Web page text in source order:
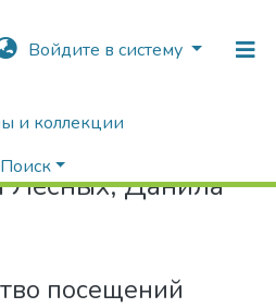
Войдите в систему
и коллекции
Поиск
Лесных, Данила
посещений